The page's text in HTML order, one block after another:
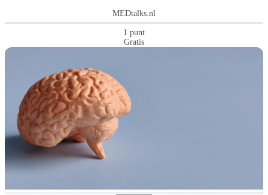
MEDtalks.nl
1 punt
Gratis